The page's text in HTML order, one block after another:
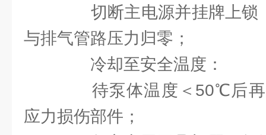
切断主电源并挂牌上锁
与排气管路压力归零；
冷却至安全温度：
待泵体温度＜50℃后再
应力损伤部件；